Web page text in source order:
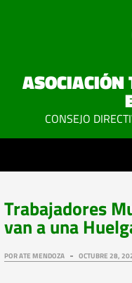
ASOCIACIÓN
CONSEJO
Trabajadores
van a una
PORATE MENDOZA OCTUBRE 28,